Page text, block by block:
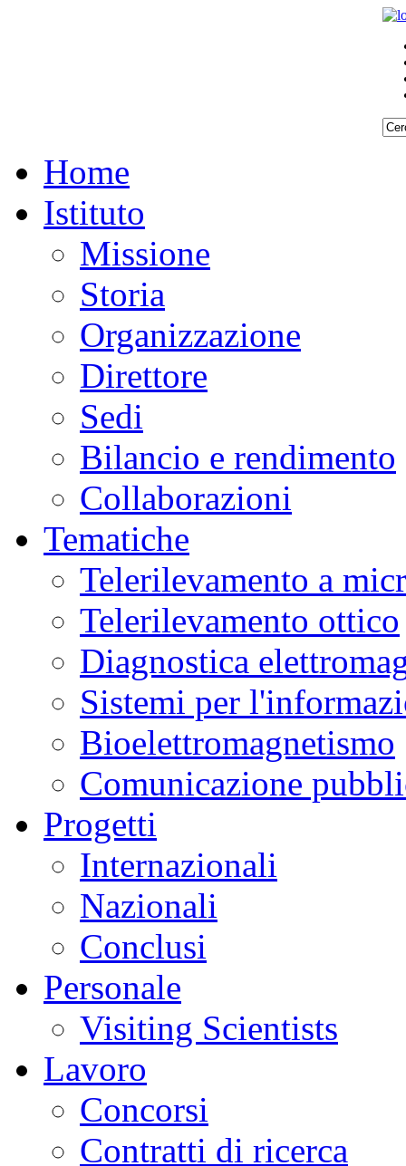
Home
Istituto
Missione
Storia
Organizzazione
Direttore
Sedi
Bilancio e rendimento
Collaborazioni
Tematiche
Telerilevamento a
Telerilevamento ottico
Diagnostica
Sistemi per
Bioelettromagnetismo
Comunicazione
Progetti
Internazionali
Nazionali
Conclusi
Personale
Visiting Scientists
Lavoro
Concorsi
Contratti di ricerca